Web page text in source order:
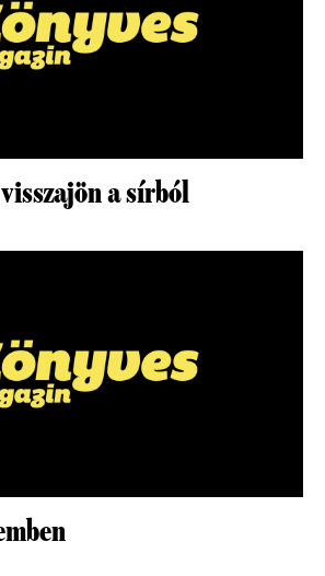
a sírból